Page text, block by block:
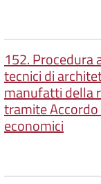
152. Procedura
tecnici di
manufatti della
tramite
economici